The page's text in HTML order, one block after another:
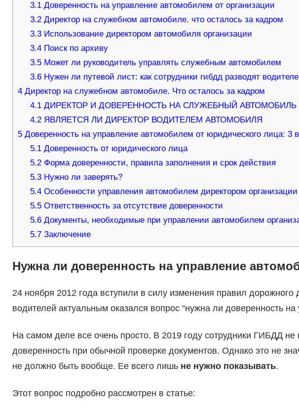
3.1 Доверенность на управление автомобилем от организации
3.2 Директор на служебном автомобиле. что осталось за кадром
3.3 Использование директором автомобиля организации
3.4 Поиск по архиву
3.5 Может ли руководитель управлять служебным автомобилем
3.6 Нужен ли путевой лист: как сотрудники гибдд разводят
4Директор на служебном автомобиле. Что осталось за кадром
4.1 ДИРЕКТОР И ДОВЕРЕННОСТЬ НА СЛУЖЕБНЫЙ АВТОМОБИЛЬ
4.2 ЯВЛЯЕТСЯ ЛИ ДИРЕКТОР ВОДИТЕЛЕМ АВТОМОБИЛЯ
5Доверенность на управление автомобилем от юридического лица: 3
5.1 Доверенность от юридического лица
5.2 Форма доверенности, правила заполнения и срок действия
5.3 Нужно ли заверять?
5.4 Особенности управления автомобилем директором организации
5.5 Ответственность за отсутствие доверенности
5.6 Документы, необходимые при управлении автомобилем
5.7 Заключение
Нужна ли доверенность на управление
24 ноября 2012 года вступили в силу изменения правил
водителей актуальным оказался вопрос “нужна ли доверенность
На самом деле все очень просто. В 2019 году сотрудники ГИБДД не
доверенность при обычной проверке документов. Однако это не
не должно быть вообще. Ее всего лишь не нужно показывать.
Этот вопрос подробно рассмотрен в статье: